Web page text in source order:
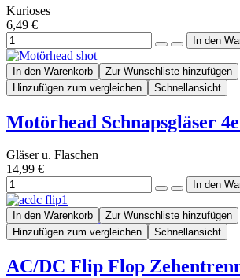
Kurioses
6,49 €
In den Warenkorb
Zur Wunschliste hinzufügen
Hinzufügen zum vergleichen
Schnellansicht
Motörhead Schnapsgläser
Gläser u. Flaschen
14,99 €
In den Warenkorb
Zur Wunschliste hinzufügen
Hinzufügen zum vergleichen
Schnellansicht
AC/DC Flip Flop